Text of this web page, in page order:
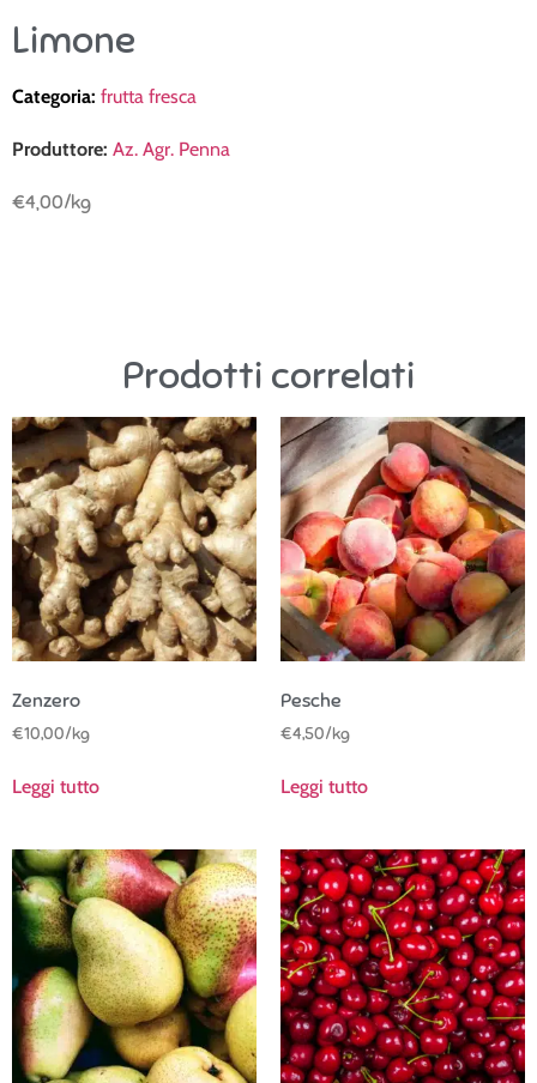
Limone
Categoria: frutta fresca
Produttore: Az. Agr. Penna
€4,00/kg
Prodotti correlati
Zenzero
€10,00/kg
Leggi tutto
Pesche
€4,50/kg
Leggi tutto